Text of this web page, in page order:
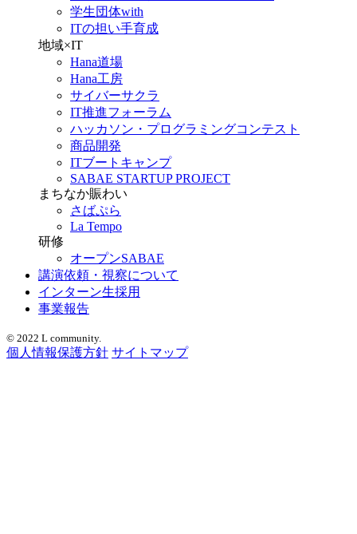
学生団体with
ITの担い手育成
地域×IT
Hana道場
Hana工房
サイバーサクラ
IT推進フォーラム
ハッカソン・プログラミングコンテスト
商品開発
ITブートキャンプ
SABAE STARTUP PROJECT
まちなか賑わい
さばぷら
La Tempo
研修
オープンSABAE
講演依頼・視察について
インターン生採用
事業報告
© 2022 L community.
個人情報保護方針 サイトマップ